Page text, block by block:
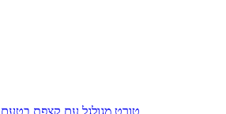
טורט מגולגל עם קצפת בטעם